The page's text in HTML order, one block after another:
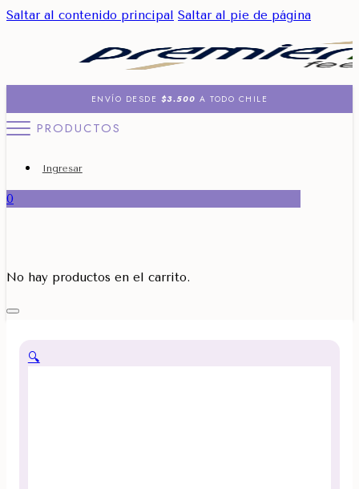
Saltar al contenido principal Saltar al pie de página
ENVÍO DESDE $3.500 A TODO CHILE
PRODUCTOS
Ingresar
0
No hay productos en el carrito.
🔍